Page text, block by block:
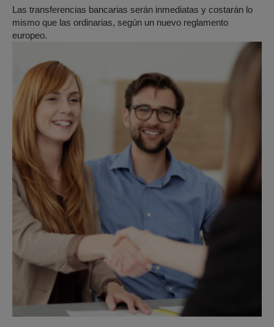
Las transferencias bancarias serán inmediatas y costarán lo
mismo que las ordinarias, según un nuevo reglamento
europeo.